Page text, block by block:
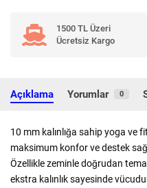
1500 TL Üzeri
Ücretsiz Kargo
Açıklama Yorumlar 0
10 mm kalınlığa sahip yoga ve
maksimum konfor ve destek
Özellikle zeminle doğrudan
ekstra kalınlık sayesinde